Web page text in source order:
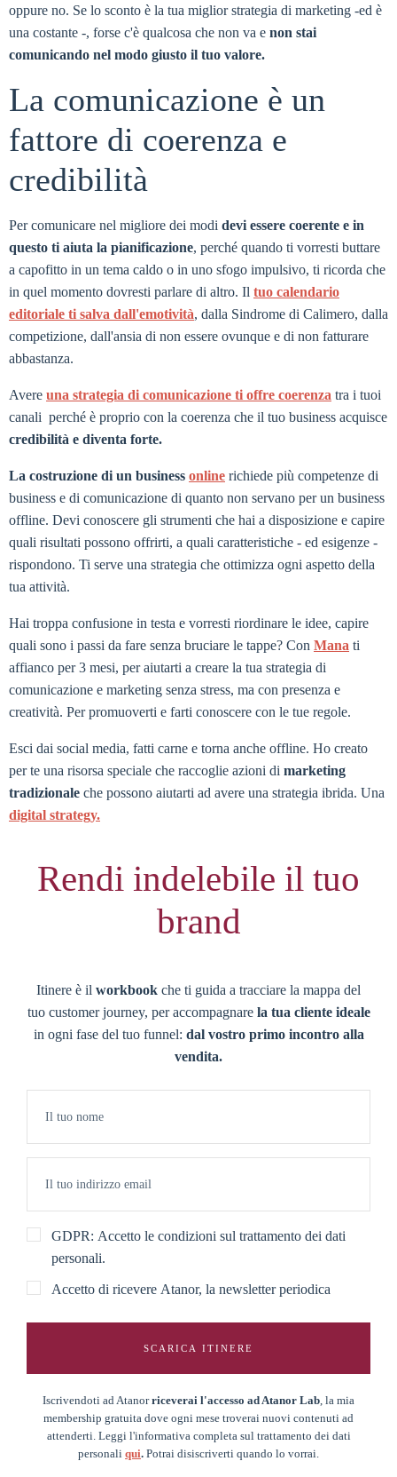
oppure no. Se lo sconto è la tua miglior strategia di marketing -ed è
una costante -, forse c'è qualcosa che non va e non stai
comunicando nel modo giusto il tuo valore.
La comunicazione è un
fattore di coerenza e
credibilità
Per comunicare nel migliore dei modi devi essere coerente e in
questo ti aiuta la pianificazione, perché quando ti vorresti buttare
a capofitto in un tema caldo o in uno sfogo impulsivo, ti ricorda che
in quel momento dovresti parlare di altro. Il tuo calendario
editoriale ti salva dall'emotività, dalla Sindrome di Calimero, dalla
competizione, dall'ansia di non essere ovunque e di non fatturare
abbastanza.
Avere una strategia di comunicazione ti offre coerenza tra i tuoi
canali perché è proprio con la coerenza che il tuo business acquisce
credibilità e diventa forte.
La costruzione di un business online richiede più competenze di
business e di comunicazione di quanto non servano per un business
offline. Devi conoscere gli strumenti che hai a disposizione e capire
quali risultati possono offrirti, a quali caratteristiche - ed esigenze -
rispondono. Ti serve una strategia che ottimizza ogni aspetto della
tua attività.
Hai troppa confusione in testa e vorresti riordinare le idee, capire
quali sono i passi da fare senza bruciare le tappe? Con Mana ti
affianco per 3 mesi, per aiutarti a creare la tua strategia di
comunicazione e marketing senza stress, ma con presenza e
creatività. Per promuoverti e farti conoscere con le tue regole.
Esci dai social media, fatti carne e torna anche offline. Ho creato
per te una risorsa speciale che raccoglie azioni di marketing
tradizionale che possono aiutarti ad avere una strategia ibrida. Una
digital strategy.
Rendi indelebile il tuo
brand
Itinere è il workbook che ti guida a tracciare la mappa del
tuo customer journey, per accompagnare la tua cliente ideale
in ogni fase del tuo funnel: dal vostro primo incontro alla
vendita.
GDPR: Accetto le condizioni sul trattamento dei dati
personali.
Accetto di ricevere Atanor, la newsletter periodica
SCARICA ITINERE
Iscrivendoti ad Atanorriceverai l'accesso ad Atanor Lab, la mia
membership gratuita dove ogni mese troverai nuovi contenuti ad
attenderti. Leggi l'informativa completa sul trattamento dei dati
personali qui. Potrai disiscriverti quando lo vorrai.